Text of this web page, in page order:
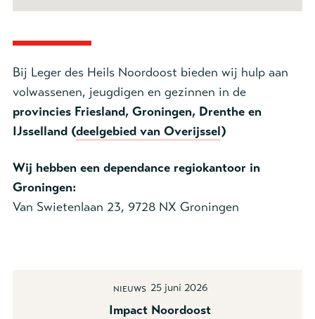
Bij Leger des Heils Noordoost bieden wij hulp aan
volwassenen, jeugdigen en gezinnen in de
provincies Friesland, Groningen, Drenthe en
IJsselland (deelgebied van Overijssel)
Wij hebben een dependance regiokantoor in
Groningen:
Van Swietenlaan 23, 9728 NX Groningen
Impact Noordoost
Nieuws 25 juni 2026